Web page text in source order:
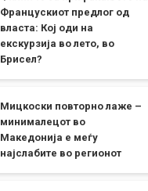
Францускиот предлог од
власта: Кој оди на
екскурзија во лето, во
Брисел?
Мицкоски повторно лаже –
минималецот во
Македонија е меѓу
најслабите во регионот